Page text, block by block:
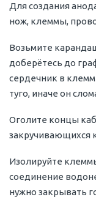
Для создания
нож, клеммы,
Возьмите
доберётесь до
сердечник в
туго, иначе он
Оголите концы
закручивающихся
Изолируйте
соединение
нужно закрывать